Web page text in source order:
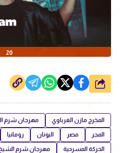
20
شارك
المخرج مازن الغرباوي مهرجان شرم
المجر مصر اليونان رومانيا
الحركة المسرحية مهرجان شرم